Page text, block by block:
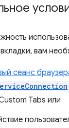
вам
сеанс
Tabs или